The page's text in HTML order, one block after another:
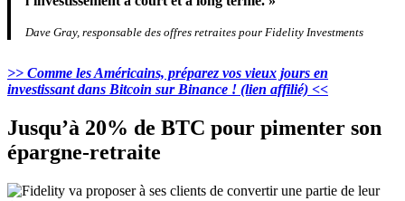
Dave Gray, responsable des offres retraites pour Fidelity Investments
>> Comme les Américains, préparez vos vieux jours en
investissant dans Bitcoin sur Binance ! (lien affilié) <<
Jusqu’à 20% de BTC pour pimenter son
épargne-retraite